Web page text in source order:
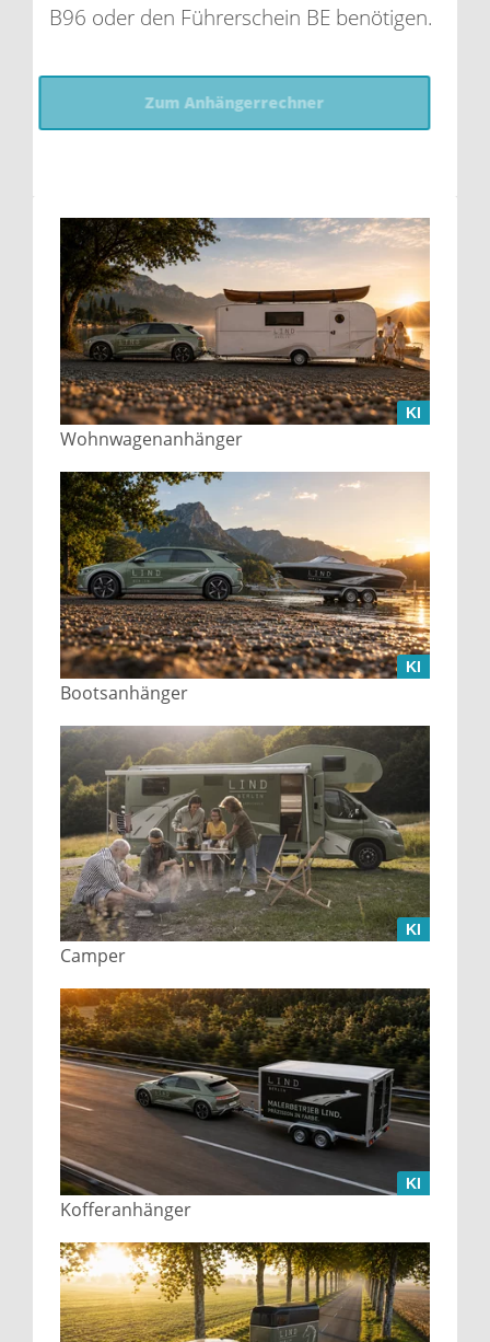
B96 oder den Führerschein BE benötigen.
Zum Anhängerrechner
KI
Wohnwagenanhänger
KI
Bootsanhänger
KI
Camper
KI
Kofferanhänger